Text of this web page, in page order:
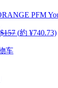
PFM
$157 (約 ¥740.73)
车